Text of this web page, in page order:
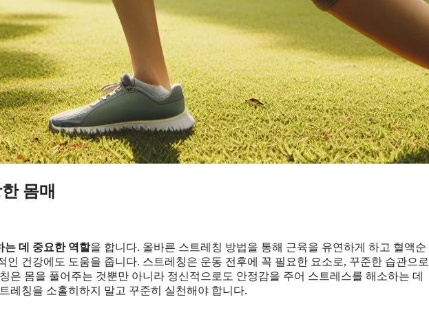
몸매
는 데 중요한 역할을 합니다. 올바른 스트레칭 방법을 통해 근육을 유연하게 하고 혈액순
인 건강에도 도움을 줍니다. 스트레칭은 운동 전후에 꼭 필요한 요소로, 꾸준한 습관으로
은 몸을 풀어주는 것뿐만 아니라 정신적으로도 안정감을 주어 스트레스를 해소하는 데
레칭을 소홀히하지 말고 꾸준히 실천해야 합니다.